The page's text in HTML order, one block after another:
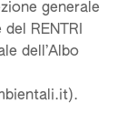
generale
RENTRI
dell’Albo